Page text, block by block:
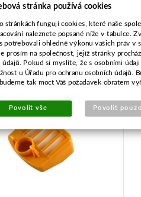
pro Husqvarna
340,345
stránka používá cookies
stránkách fungují cookies, které naše
naleznete popsané níže v tabulce.
potřebovali ohledně výkonu vašich práv v
prosím na společnost, jejíž stránky
údajů. Pokud si myslíte, že s osobními
u Úřadu pro ochranu osobních údajů.
tak moct Váš požadavek obratem
Povolit vše Povolit